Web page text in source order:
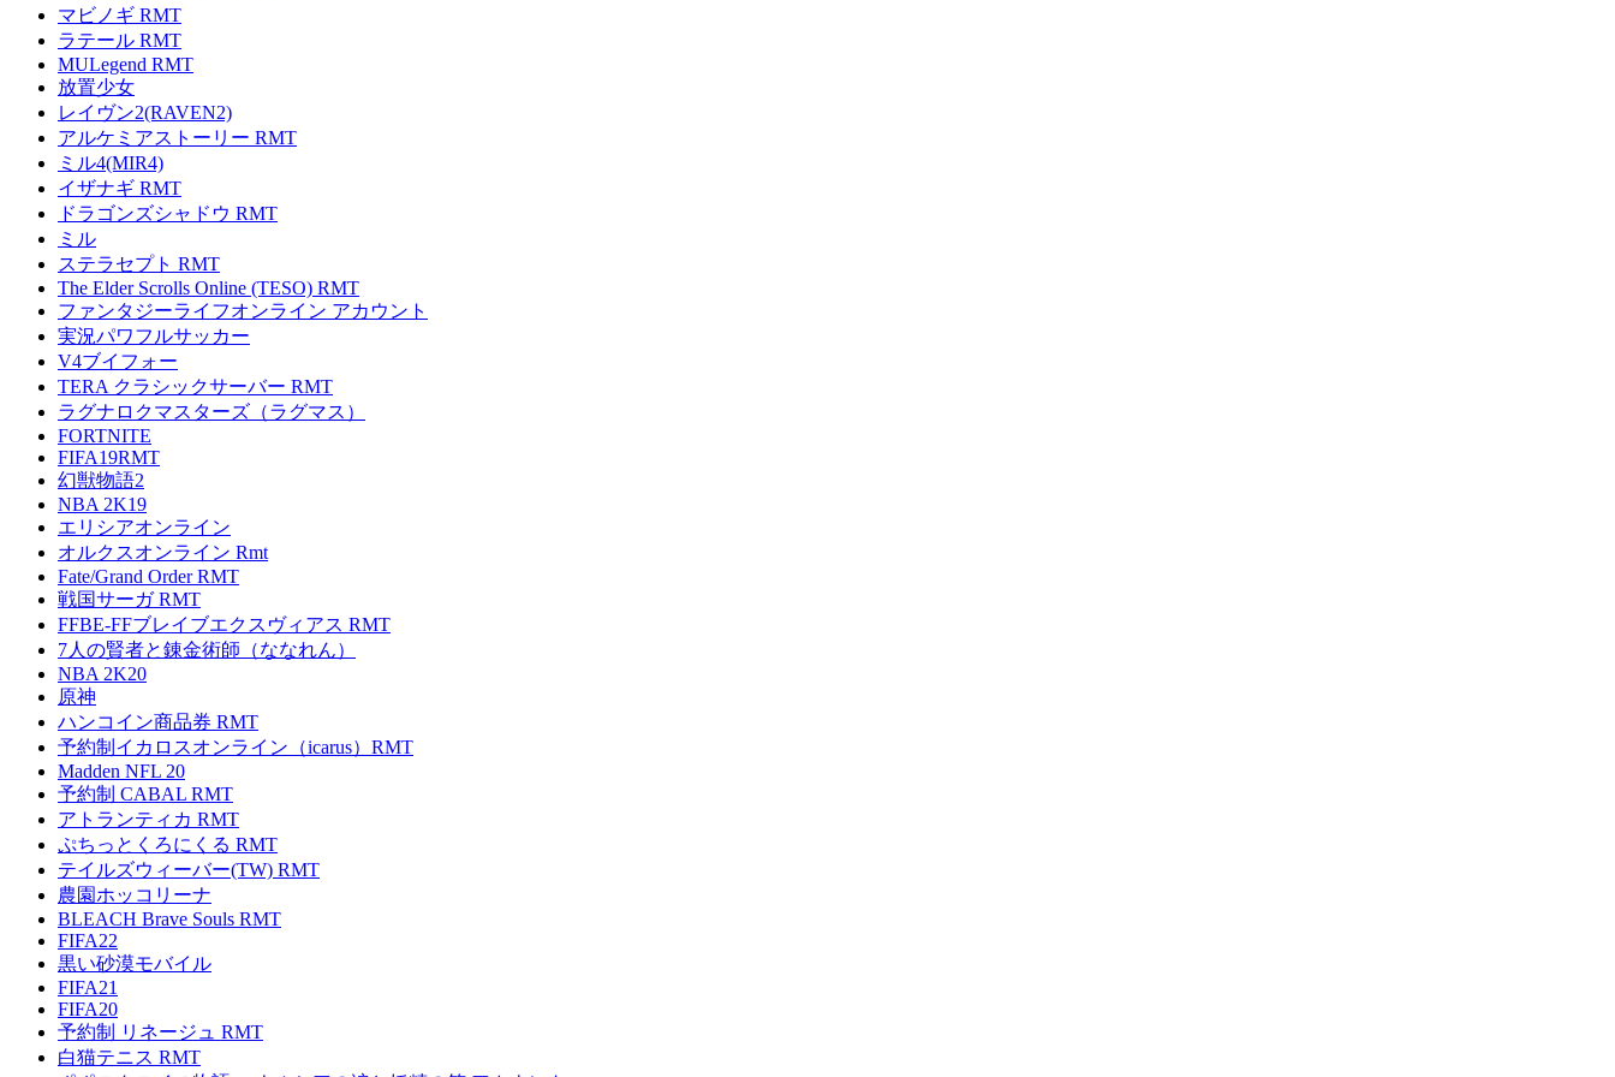
マビノギ RMT
ラテール RMT
MULegend RMT
放置少女
レイヴン2(RAVEN2)
アルケミアストーリー RMT
ミル4(MIR4)
イザナギ RMT
ドラゴンズシャドウ RMT
ミル
ステラセプト RMT
The Elder Scrolls Online (TESO) RMT
ファンタジーライフオンライン アカウント
実況パワフルサッカー
V4ブイフォー
TERA クラシックサーバー RMT
ラグナロクマスターズ（ラグマス）
FORTNITE
FIFA19RMT
幻獣物語2
NBA 2K19
エリシアオンライン
オルクスオンライン Rmt
Fate/Grand Order RMT
戦国サーガ RMT
FFBE-FFブレイブエクスヴィアス RMT
7人の賢者と錬金術師（ななれん）
NBA 2K20
原神
ハンコイン商品券 RMT
予約制イカロスオンライン（icarus）RMT
Madden NFL 20
予約制 CABAL RMT
アトランティカ RMT
ぷちっとくろにくる RMT
テイルズウィーバー(TW) RMT
農園ホッコリーナ
BLEACH Brave Souls RMT
FIFA22
黒い砂漠モバイル
FIFA21
FIFA20
予約制 リネージュ RMT
白猫テニス RMT